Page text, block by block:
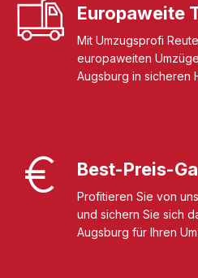
Europaweite
Mit Umzugsprofi
europaweiten
Augsburg in sicheren
Best-Preis-
Profitieren Sie von
und sichern Sie sich
Augsburg für Ihren